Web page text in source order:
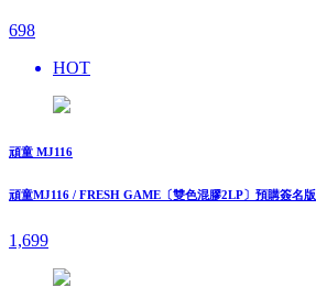
698
HOT
頑童 MJ116
頑童MJ116 / FRESH GAME〔雙色混膠2LP〕預購簽名版
1,699